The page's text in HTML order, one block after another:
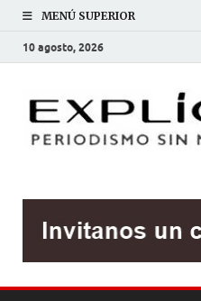
MENÚ SUPERIOR
10 agosto, 2026